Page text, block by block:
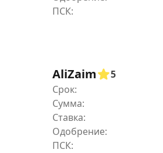
AliZaim
5
Срок:
Сумма:
Ставка:
Одобрение: